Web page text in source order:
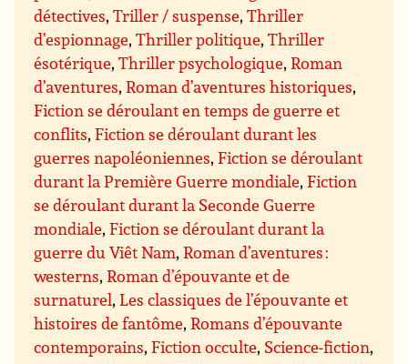
détectives,Triller / suspense,Thriller
d’espionnage,Thriller politique,Thriller
ésotérique,Thriller psychologique,Roman
d’aventures,Roman d’aventures historiques,
Fiction se déroulant en temps de guerre et
conflits,Fiction se déroulant durant les
guerres napoléoniennes,Fiction se déroulant
durant la Première Guerre mondiale,Fiction
se déroulant durant la Seconde Guerre
mondiale,Fiction se déroulant durant la
guerre du Viêt Nam,Roman d’aventures :
westerns,Roman d’épouvante et de
surnaturel,Les classiques de l’épouvante et
histoires de fantôme,Romans d’épouvante
contemporains,Fiction occulte, Science-fiction,